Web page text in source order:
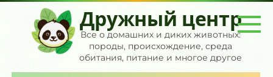
Перейти
контенту
Дружный центр
Все о домашних и диких животных:
породы, происхождение, среда
обитания, питание и многое другое